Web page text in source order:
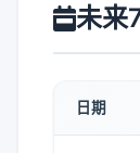
未来
日期